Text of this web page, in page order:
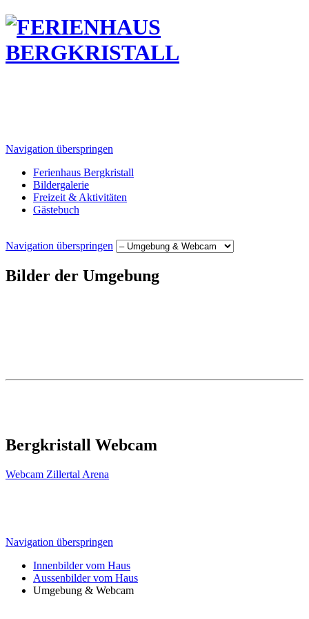
Navigation überspringen
Ferienhaus Bergkristall
Bildergalerie
Freizeit & Aktivitäten
Gästebuch
Navigation überspringen
Bilder der Umgebung
Bergkristall Webcam
Webcam Zillertal Arena
Navigation überspringen
Innenbilder vom Haus
Aussenbilder vom Haus
Umgebung & Webcam